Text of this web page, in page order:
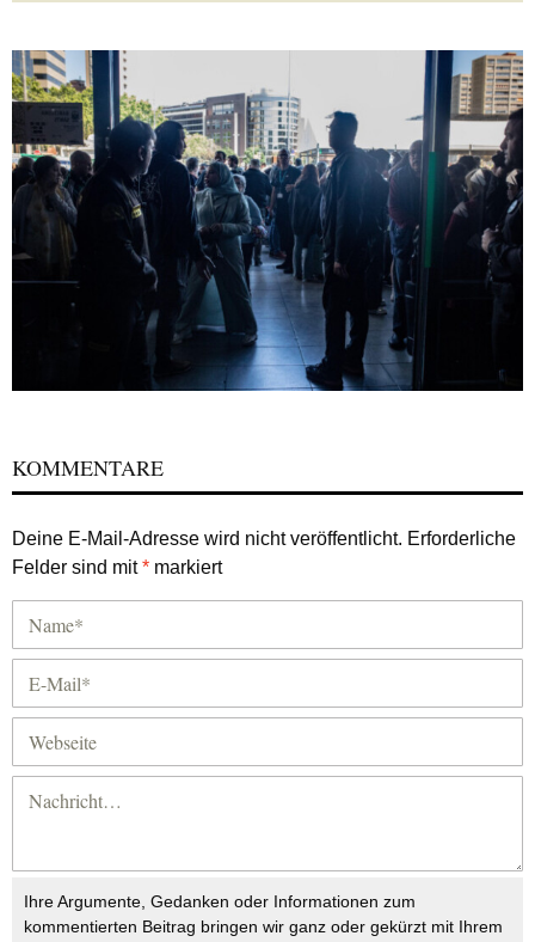
KOMMENTARE
Deine E-Mail-Adresse wird nicht veröffentlicht. Erforderliche
Felder sind mit* markiert
Ihre Argumente, Gedanken oder Informationen zum
kommentierten Beitrag bringen wir ganz oder gekürzt mit Ihrem